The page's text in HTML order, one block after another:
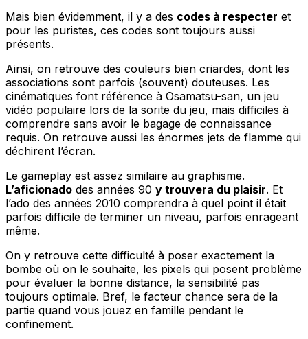
Mais bien évidemment, il y a des codes à respecter et
pour les puristes, ces codes sont toujours aussi
présents.
Ainsi, on retrouve des couleurs bien criardes, dont les
associations sont parfois (souvent) douteuses. Les
cinématiques font référence à Osamatsu-san, un jeu
vidéo populaire lors de la sorite du jeu, mais difficiles à
comprendre sans avoir le bagage de connaissance
requis. On retrouve aussi les énormes jets de flamme qui
déchirent l’écran.
Le gameplay est assez similaire au graphisme.
L’aficionado des années 90 y trouvera du plaisir. Et
l’ado des années 2010 comprendra à quel point il était
parfois difficile de terminer un niveau, parfois enrageant
même.
On y retrouve cette difficulté à poser exactement la
bombe où on le souhaite, les pixels qui posent problème
pour évaluer la bonne distance, la sensibilité pas
toujours optimale. Bref, le facteur chance sera de la
partie quand vous jouez en famille pendant le
confinement.